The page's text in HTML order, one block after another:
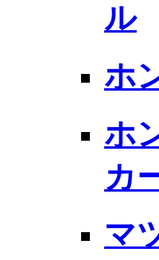
ル
ホ
ホ
カ
マ